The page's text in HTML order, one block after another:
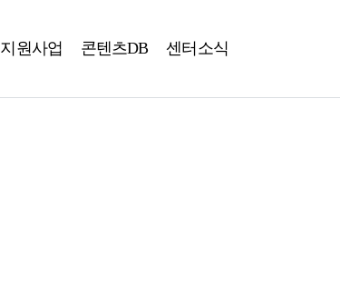
지원사업 콘텐츠DB 센터소식